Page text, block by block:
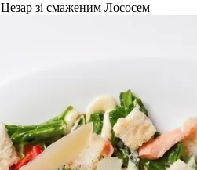
Цезар зі смаженим Лососем